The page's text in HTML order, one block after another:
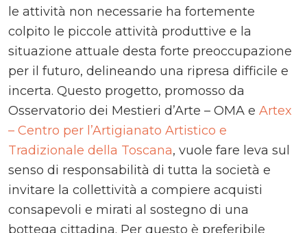
le attività non necessarie ha fortemente
colpito le piccole attività produttive e la
situazione attuale desta forte preoccupazione
per il futuro, delineando una ripresa difficile e
incerta. Questo progetto, promosso da
Osservatorio dei Mestieri d’Arte – OMA e Artex
– Centro per l’Artigianato Artistico e
Tradizionale della Toscana, vuole fare leva sul
senso di responsabilità di tutta la società e
invitare la collettività a compiere acquisti
consapevoli e mirati al sostegno di una
bottega cittadina. Per questo è preferibile